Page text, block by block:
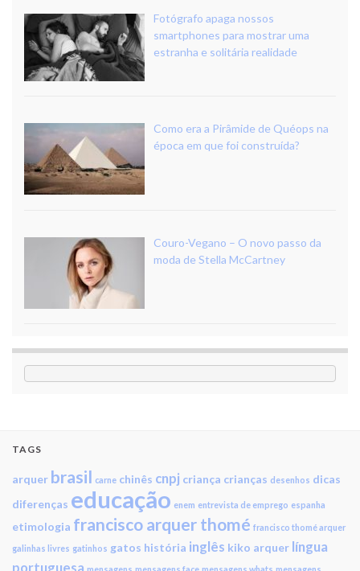
Fotógrafo apaga nossos
smartphones para mostrar uma
estranha e solitária realidade
Como era a Pirâmide de Quéops na
época em que foi construída?
Couro-Vegano – O novo passo da
moda de Stella McCartney
TAGS
arquer brasil carne chinês cnpj criança crianças desenhos dicas
diferenças educação enem entrevista de emprego espanha
etimologia francisco arquer thomé francisco thomé arquer
galinhas livres gatinhos gatos história inglês kiko arquer língua